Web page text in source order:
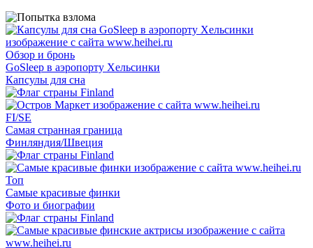
Обзор и бронь
GoSleep в аэропорту Хельсинки
Капсулы для сна
FI/SE
Самая странная граница
Финляндия/Швеция
Топ
Самые красивые финки
Фото и биографии